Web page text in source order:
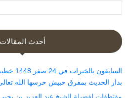
أحدث المقالات
بدار الحديث بمفرق حبيش حرسها الله